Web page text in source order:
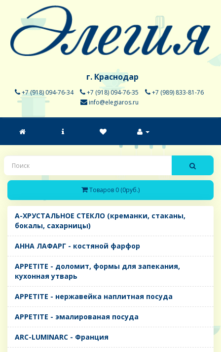
г. Краснодар
+7 (918) 094-76-34 +7 (918) 094-76-35
+7 (989) 833-81-76
info@elegiaros.ru
Товаров 0 (0руб.)
A-ХРУСТАЛЬНОЕ СТЕКЛО (креманки, стаканы,
бокалы, сахарницы)
AHHA ЛАФАРГ - костяной фарфор
APPETITE - доломит, формы для запекания,
кухонная утварь
APPETITE - нержавейка наплитная посуда
APPETITE - эмалированая посуда
ARC-LUMINARC - Франция